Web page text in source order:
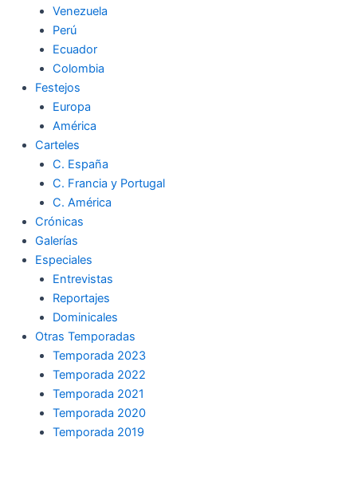
k
Venezuela
Perú
Ecuador
Colombia
Festejos
Europa
América
Carteles
C. España
C. Francia y Portugal
C. América
Crónicas
Galerías
Especiales
Entrevistas
Reportajes
Dominicales
Otras Temporadas
Temporada 2023
Temporada 2022
Temporada 2021
Temporada 2020
Temporada 2019